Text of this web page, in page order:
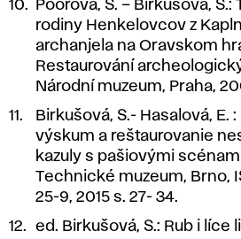
Poórová, S. – Birkušová, S.:
rodiny Henkelovcov z
archanjela na Oravskom
Restaurování
Národní muzeum, Praha,
Birkušová, S.- Hasalová, E.
výskum a reštaurovanie
kazuly s pašiovými
Technické muzeum, Brno,
25-9, 2015 s. 27- 34.
ed. Birkušová, S.: Rub i líce